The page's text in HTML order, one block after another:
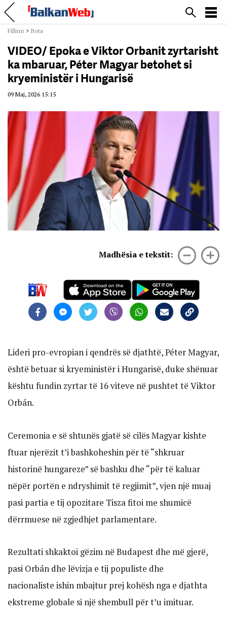
Fillimi > Bota
VIDEO/ Epoka e Viktor Orbanit zyrtarisht
ka mbaruar, Péter Magyar betohet si
kryeministër i Hungarisë
09 Maj, 2026 15:15
Madhësia e tekstit:
Lideri pro-evropian i qendrës së djathtë, Péter Magyar,
është betuar si kryeministër i Hungarisë, duke shënuar
kështu fundin zyrtar të 16 viteve në pushtet të Viktor
Orbán.
Ceremonia e së shtunës gjatë së cilës Magyar kishte
ftuar njerëzit t’i bashkoheshin për të “shkruar
historinë hungareze” së bashku dhe “për të kaluar
nëpër portën e ndryshimit të regjimit”, vjen një muaj
pasi partia e tij opozitare Tisza fitoi me shumicë
dërrmuese në zgjedhjet parlamentare.
Rezultati shkaktoi gëzim në Budapest dhe më gjerë,
pasi Orbán dhe lëvizja e tij populiste dhe
nacionaliste ishin mbajtur prej kohësh nga e djathta
ekstreme globale si një shembull për t’u imituar.